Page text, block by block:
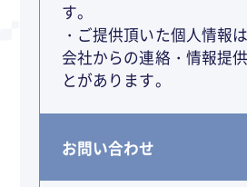
す。
・ご提供頂いた個人情報
会社からの連絡・情報提
とがあります。
お問い合わせ